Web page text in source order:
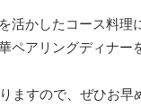
活かしたコース料
ペアリングディナー
ますので、ぜひお早